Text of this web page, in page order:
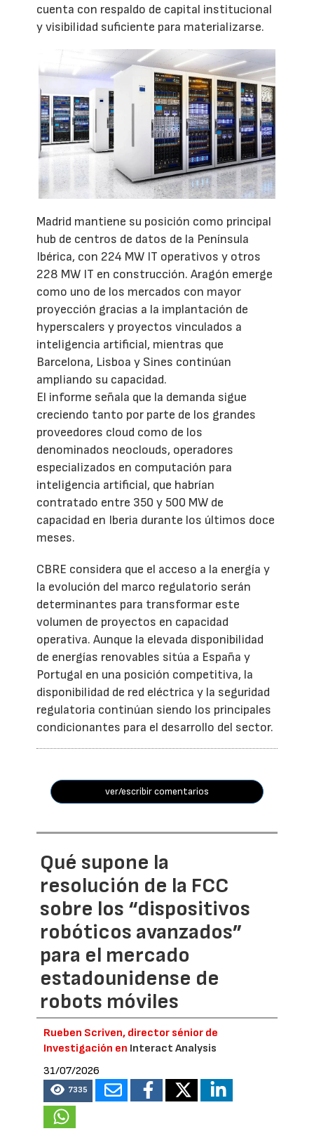
cuenta con respaldo de capital institucional
y visibilidad suficiente para materializarse.
Madrid mantiene su posición como principal
hub de centros de datos de la Península
Ibérica, con 224 MW IT operativos y otros
228 MW IT en construcción. Aragón emerge
como uno de los mercados con mayor
proyección gracias a la implantación de
hyperscalers y proyectos vinculados a
inteligencia artificial, mientras que
Barcelona, Lisboa y Sines continúan
ampliando su capacidad.
El informe señala que la demanda sigue
creciendo tanto por parte de los grandes
proveedores cloud como de los
denominados neoclouds, operadores
especializados en computación para
inteligencia artificial, que habrían
contratado entre 350 y 500 MW de
capacidad en Iberia durante los últimos doce
meses.
CBRE considera que el acceso a la energía y
la evolución del marco regulatorio serán
determinantes para transformar este
volumen de proyectos en capacidad
operativa. Aunque la elevada disponibilidad
de energías renovables sitúa a España y
Portugal en una posición competitiva, la
disponibilidad de red eléctrica y la seguridad
regulatoria continúan siendo los principales
condicionantes para el desarrollo del sector.
ver/escribir comentarios
Qué supone la
resolución de la FCC
sobre los “dispositivos
robóticos avanzados”
para el mercado
estadounidense de
robots móviles
Rueben Scriven, director sénior de
Investigación en Interact Analysis
31/07/2026
7335